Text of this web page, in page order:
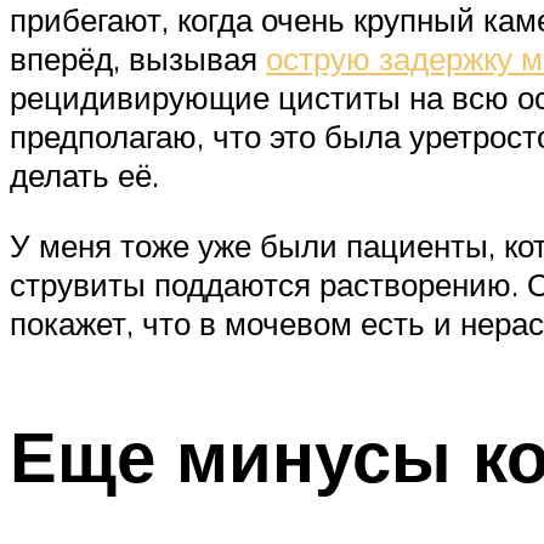
прибегают, когда очень крупный
вперёд, вызывая острую задержку
рецидивирующие циститы на всю
предполагаю, что это была
делать её.
У меня тоже уже были пациенты,
струвиты поддаются растворению.
покажет, что в мочевом есть и
Еще минусы